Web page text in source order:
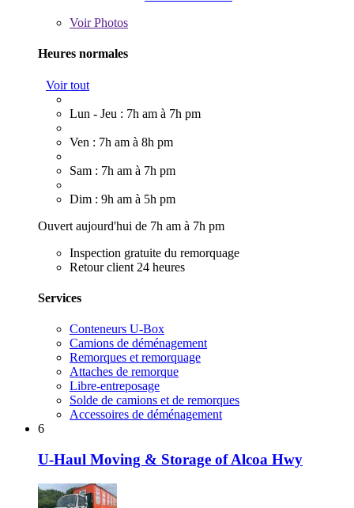
VoirPhotos
Heures normales
Voir tout
Lun - Jeu : 7h am à 7h pm
Ven : 7h am à 8h pm
Sam : 7h am à 7h pm
Dim : 9h am à 5h pm
Ouvert aujourd'hui de 7h am à 7h pm
Inspection gratuite du remorquage
Retour client 24 heures
Services
Conteneurs U-Box
Camions de déménagement
Remorques et remorquage
Attaches de remorque
Libre-entreposage
Solde de camions et de remorques
Accessoires de déménagement
6
U-Haul Moving & Storage of Alcoa Hwy